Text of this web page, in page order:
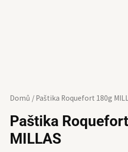
Domů / Paštika Roquefort 180g
Paštika
MILLAS